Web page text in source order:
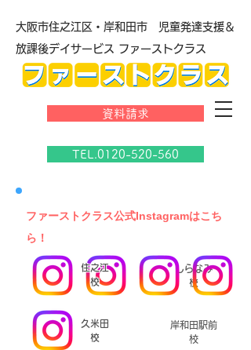
大阪市住之江区・岸和田市 児童発達支援＆
放課後デイサービス ファーストクラス
資料請求
TEL.0120-520-560
​ファーストクラス公式Instagramはこち
ら！
しらなみ
校
久米田
校
岸和田駅前
校
住之江
校